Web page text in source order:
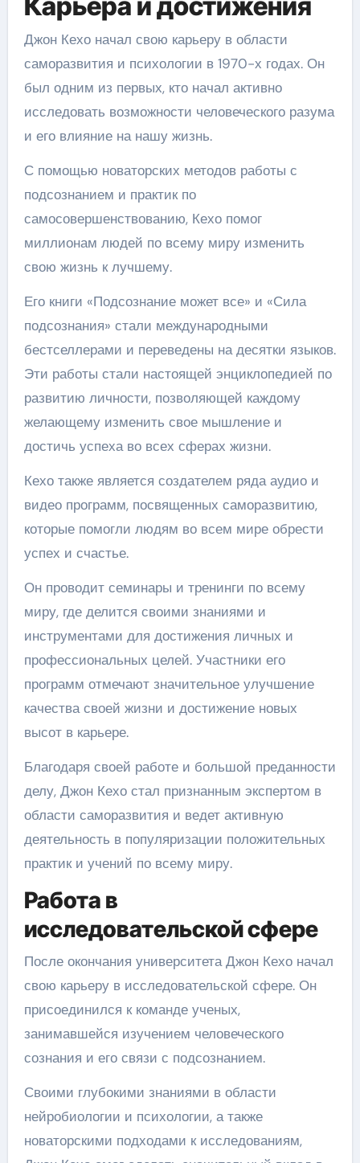
Джон Кехо начал свою карьеру в области
саморазвития и психологии в 1970-х годах. Он
был одним из первых, кто начал активно
исследовать возможности человеческого разума
и его влияние на нашу жизнь.
С помощью новаторских методов работы с
подсознанием и практик по
самосовершенствованию, Кехо помог
миллионам людей по всему миру изменить
свою жизнь к лучшему.
Его книги «Подсознание может все» и «Сила
подсознания» стали международными
бестселлерами и переведены на десятки языков.
Эти работы стали настоящей энциклопедией по
развитию личности, позволяющей каждому
желающему изменить свое мышление и
достичь успеха во всех сферах жизни.
Кехо также является создателем ряда аудио и
видео программ, посвященных саморазвитию,
которые помогли людям во всем мире обрести
успех и счастье.
Он проводит семинары и тренинги по всему
миру, где делится своими знаниями и
инструментами для достижения личных и
профессиональных целей. Участники его
программ отмечают значительное улучшение
качества своей жизни и достижение новых
высот в карьере.
Благодаря своей работе и большой преданности
делу, Джон Кехо стал признанным экспертом в
области саморазвития и ведет активную
деятельность в популяризации положительных
практик и учений по всему миру.
Работа в
исследовательской сфере
После окончания университета Джон Кехо начал
свою карьеру в исследовательской сфере. Он
присоединился к команде ученых,
занимавшейся изучением человеческого
сознания и его связи с подсознанием.
Своими глубокими знаниями в области
нейробиологии и психологии, а также
новаторскими подходами к исследованиям,